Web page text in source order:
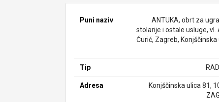
Puni naziv
ANTUKA, obrt za
stolarije i ostale usluge, vl.
Ćurić, Zagreb, Konjščinska
Tip
Adresa
Konjščinska ulica 81,